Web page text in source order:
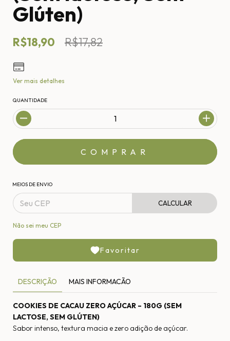
Glúten)
R$18,90 R$17,82
Ver mais detalhes
QUANTIDADE
MEIOS DE ENVIO
CALCULAR
Não sei meu CEP
Favoritar
DESCRIÇÃO MAIS INFORMACÃO
COOKIES DE CACAU ZERO AÇÚCAR – 180G (SEM
LACTOSE, SEM GLÚTEN)
Sabor intenso, textura macia e zero adição de açúcar.